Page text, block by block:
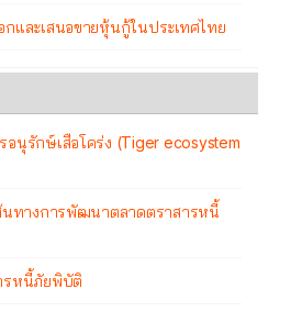
กและเสนอขายหุ้นกู้ในประเทศไทย
อนุรักษ์เสือโคร่ง (Tiger ecosystem
นทางการพัฒนาตลาดตราสารหนี้
รหนี้ภัยพิบัติ